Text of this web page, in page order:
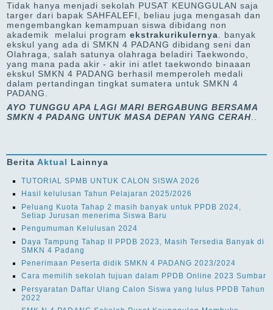
Tidak hanya menjadi sekolah PUSAT KEUNGGULAN saja
targer dari bapak SAHFALEFI, beliau juga mengasah dan
mengembangkan kemampuan siswa dibidang non
akademik melalui program ekstrakurikulernya . banyak
ekskul yang ada di SMKN 4 PADANG dibidang seni dan
Olahraga, salah satunya olahraga beladiri Taekwondo,
yang mana pada akir - akir ini atlet taekwondo binaaan
ekskul SMKN 4 PADANG berhasil memperoleh medali
dalam pertandingan tingkat sumatera untuk SMKN 4
PADANG.
AYO TUNGGU APA LAGI MARI BERGABUNG BERSAMA
SMKN 4 PADANG UNTUK MASA DEPAN YANG CERAH
Berita Aktual Lainnya
TUTORIAL SPMB UNTUK CALON SISWA 2026
Hasil kelulusan Tahun Pelajaran 2025/2026
Peluang Kuota Tahap 2 masih banyak untuk PPDB 2024,
Setiap Jurusan menerima Siswa Baru
Pengumuman Kelulusan 2024
Daya Tampung Tahap II PPDB 2023, Masih Tersedia Banyak di
SMKN 4 Padang
Penerimaan Peserta didik SMKN 4 PADANG 2023/2024
Cara memilih sekolah tujuan dalam PPDB Online 2023 Sumbar
Persyaratan Daftar Ulang Calon Siswa yang lulus PPDB Tahun
2022